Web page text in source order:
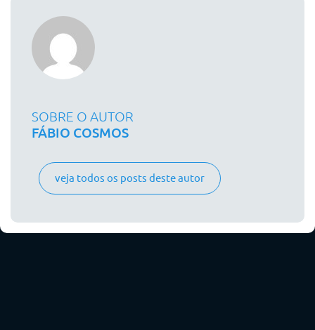
SOBRE O AUTOR
FÁBIO COSMOS
veja todos os posts deste autor